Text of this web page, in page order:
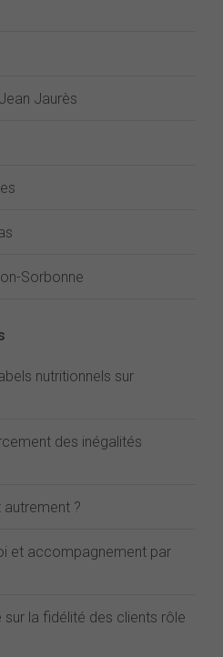
Jaurès
Sorbonne
nutritionnels sur
des inégalités
?
et accompagnement par
la fidélité des clients rôle